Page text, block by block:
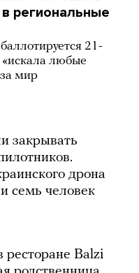
региональные
21-
любые
мир
закрывать
дрона
семь человек
ресторане Balzi